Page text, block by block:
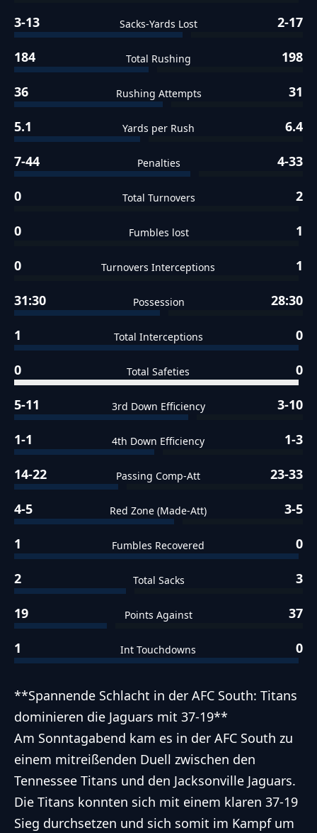
3-13 Sacks-Yards Lost 2-17
184 Total Rushing 198
36 Rushing Attempts 31
5.1 Yards per Rush 6.4
7-44 Penalties 4-33
0 Total Turnovers 2
0 Fumbles lost 1
0 Turnovers Interceptions 1
31:30 Possession 28:30
1 Total Interceptions 0
0 Total Safeties 0
5-11 3rd Down Efficiency 3-10
1-1 4th Down Efficiency 1-3
14-22 Passing Comp-Att 23-33
4-5 Red Zone (Made-Att) 3-5
1 Fumbles Recovered 0
2 Total Sacks 3
19 Points Against 37
1 Int Touchdowns 0
**Spannende Schlacht in der AFC South: Titans
dominieren die Jaguars mit 37-19**
Am Sonntagabend kam es in der AFC South zu
einem mitreißenden Duell zwischen den
Tennessee Titans und den Jacksonville Jaguars.
Die Titans konnten sich mit einem klaren 37-19
Sieg durchsetzen und sich somit im Kampf um